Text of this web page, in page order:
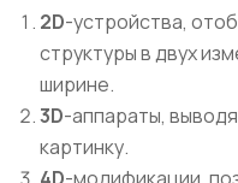
2D-устройства,
структуры в двух
ширине.
3D-аппараты,
картинку.